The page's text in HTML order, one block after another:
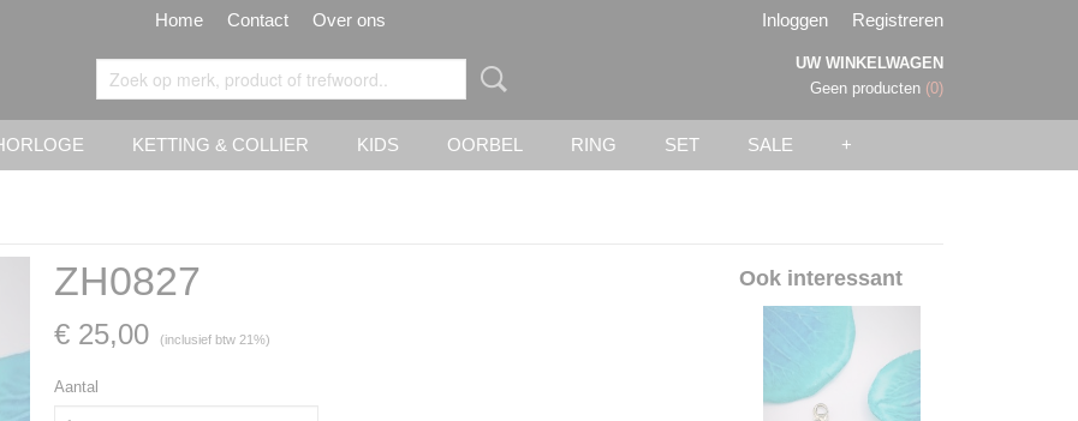
Home Contact Over ons Inloggen Registreren
UW WINKELWAGEN
Geen producten (0)
KETTING & COLLIER KIDS OORBEL RING SET SALE +
ZH0827
€ 25,00 (inclusief btw 21%)
Aantal
Ook interessant